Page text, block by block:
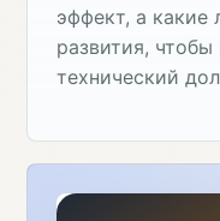
эффект, а какие
развития,
технический